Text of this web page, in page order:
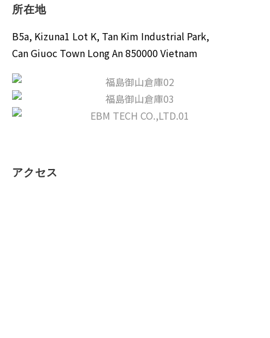
所在地
B5a, Kizuna1 Lot K, Tan Kim Industrial Park,
Can Giuoc Town Long An 850000 Vietnam
アクセス